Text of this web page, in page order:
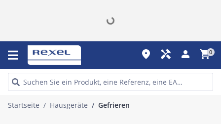
place handyman person shopping_cart0
Startseite Hausgeräte Gefrieren